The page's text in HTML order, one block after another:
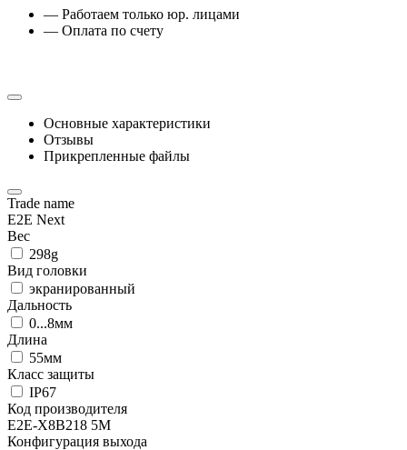
— Работаем только юр. лицами
— Оплата по счету
Основные характеристики
Отзывы
Прикрепленные файлы
Trade name
E2E Next
Вес
298g
Вид головки
экранированный
Дальность
0...8мм
Длина
55мм
Класс защиты
IP67
Код производителя
E2E-X8B218 5M
Конфигурация выхода